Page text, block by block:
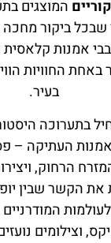
המוצגים
שבכל ביקור
אמנות
באחת החוויות
בעיר.
בתערוכה
העתיקה –
הרחוק,
הקשר שבין
וצילומים